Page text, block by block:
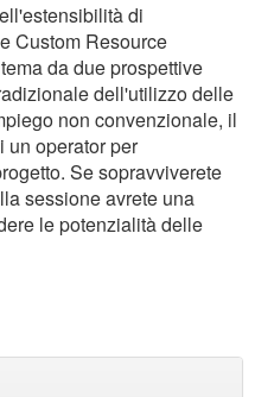
di
Custom Resource
da due prospettive
dell'utilizzo delle
non convenzionale, il
un operator per
Se sopravviverete
sessione avrete una
le potenzialità delle